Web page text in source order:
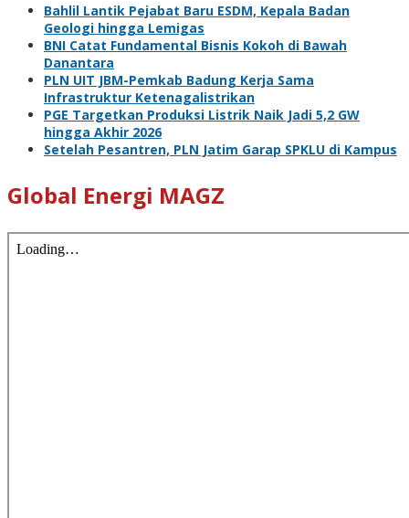
Bahlil Lantik Pejabat Baru ESDM, Kepala Badan
Geologi hingga Lemigas
BNI Catat Fundamental Bisnis Kokoh di Bawah
Danantara
PLN UIT JBM-Pemkab Badung Kerja Sama
Infrastruktur Ketenagalistrikan
PGE Targetkan Produksi Listrik Naik Jadi 5,2 GW
hingga Akhir 2026
Setelah Pesantren, PLN Jatim Garap SPKLU di Kampus
Global Energi MAGZ